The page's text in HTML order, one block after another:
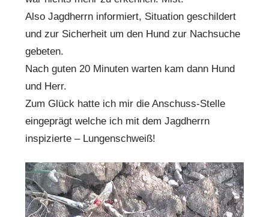
Also Jagdherrn informiert, Situation geschildert
und zur Sicherheit um den Hund zur Nachsuche
gebeten.
Nach guten 20 Minuten warten kam dann Hund
und Herr.
Zum Glück hatte ich mir die Anschuss-Stelle
eingeprägt welche ich mit dem Jagdherrn
inspizierte – Lungenschweiß!